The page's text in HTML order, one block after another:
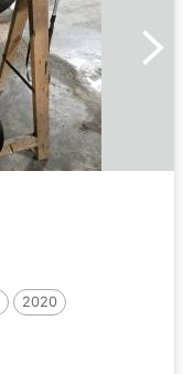
2020